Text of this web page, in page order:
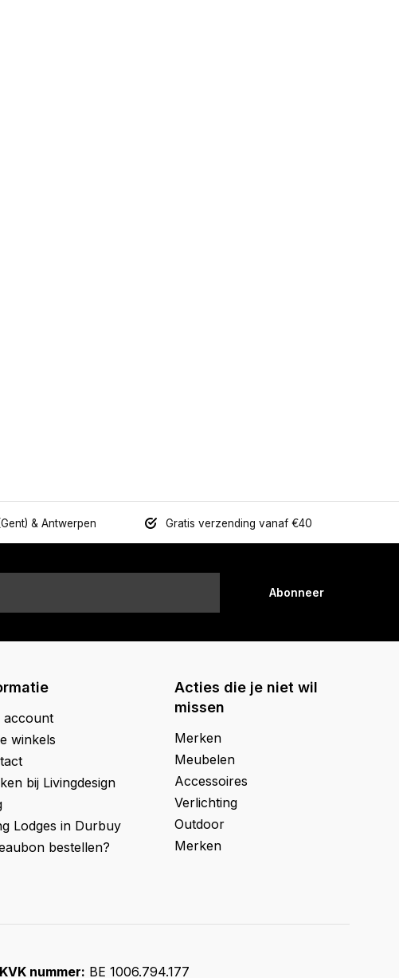
& Antwerpen Gratis verzending vanaf €40
Abonneer
account
winkels
bij Livingdesign
Lodges in Durbuy
bestellen?
Acties die je niet wil
missen
Merken
Meubelen
Accessoires
Verlichting
Outdoor
Merken
KVK nummer: BE 1006.794.177